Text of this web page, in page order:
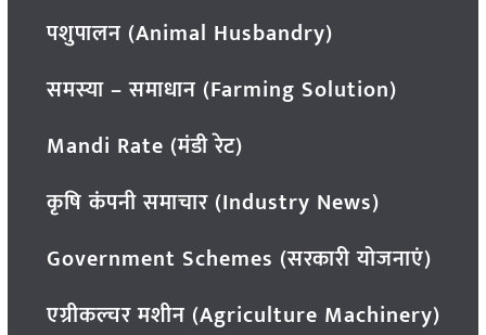
पशुपालन (Animal Husbandry)
समस्या – समाधान (Farming Solution)
Mandi Rate (मंडी रेट)
कृषि कंपनी समाचार (Industry News)
Government Schemes (सरकारी योजनाएं)
एग्रीकल्चर मशीन (Agriculture Machinery)